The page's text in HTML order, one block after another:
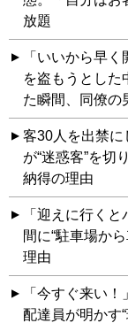
放題
「いいから早
を盗もうとし
た瞬間、同僚の
客30人を出禁
が“迷惑客”を切
納得の理由
「迎えに行く
間に“駐車場か
理由
「今すぐ来い
配達員が明かす